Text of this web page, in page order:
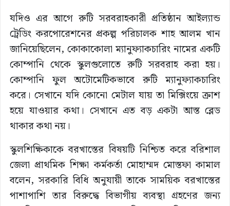
যদিও এর আগে রুটি সরবরাহকারী প্রতিষ্ঠান আইল্যান্ড
ট্রেডিং করপোরেশনের প্রকল্প পরিচালক শাহ আলম খান
জানিয়েছিলেন, কোকাকোলা ম্যানুফ্যাকচারিং নামের একটি
কোম্পানি থেকে স্কুলগুলোতে রুটি সরবরাহ করা হয়।
কোম্পানি ফুল অটোমেটিকভাবে রুটি ম্যানুফ্যাকচারিং
করে। সেখানে যদি কোনো মেটাল যায় তা মিক্সিংয়ে ক্রাশ
হয়ে যাওয়ার কথা। সেখানে এত বড় একটা আস্ত ব্লেড
থাকার কথা নয়।
স্কুলশিক্ষিকাকে বরখাস্তের বিষয়টি নিশ্চিত করে বরিশাল
জেলা প্রাথমিক শিক্ষা কর্মকর্তা মোহাম্মদ মোস্তফা কামাল
বলেন, সরকারি বিধি অনুযায়ী তাকে সাময়িক বরখাস্তের
পাশাপাশি তার বিরুদ্ধে বিভাগীয় ব্যবস্থা গ্রহণের জন্য